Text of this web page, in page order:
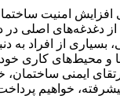
از دغدغه‌های اصلی در
بسیاری از افراد به
و محیط‌های کاری خود
ایمنی ساختمان،
خواهیم